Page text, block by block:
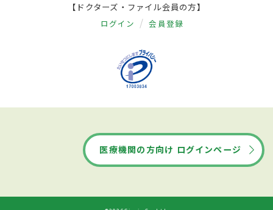
【ドクターズ・ファイル会員の方】
ログイン 会員登録
医療機関の方向け ログインページ